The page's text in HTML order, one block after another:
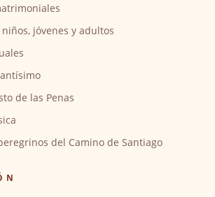
jóvenes y adultos
de las Penas
del Camino de Santiago